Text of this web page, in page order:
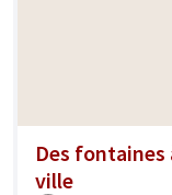
Des fontaines
ville